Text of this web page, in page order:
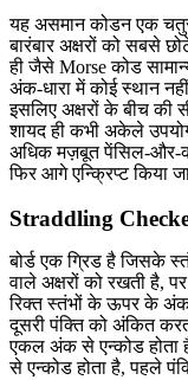
यह असमान कोडन एक
बारंबार अक्षरों को सबसे
ही जैसे Morse कोड
अंक-धारा में कोई स्थान
इसलिए अक्षरों के बीच की
शायद ही कभी अकेले
अधिक मज़बूत पेंसिल-और-
फिर आगे एन्क्रिप्ट किया
Straddling
बोर्ड एक ग्रिड है जिसके
वाले अक्षरों को रखती है,
रिक्त स्तंभों के ऊपर के
दूसरी पंक्ति को अंकित
एकल अंक से एन्कोड होता
से एन्कोड होता है, पहले